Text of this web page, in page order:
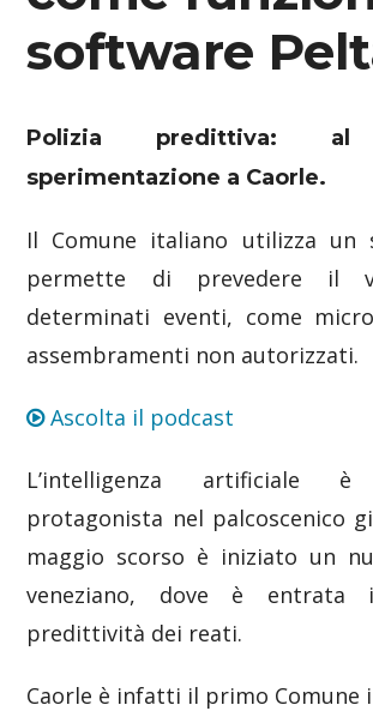
software
Polizia predittiva:
sperimentazione a Caorle.
Il Comune italiano utilizza un
permette di prevedere il
determinati eventi, come
assembramenti non autorizzati.
Ascolta il podcast
L’intelligenza artificiale
protagonista nel palcoscenico
maggio scorso è iniziato un
veneziano, dove è entrata
predittività dei reati.
Caorle è infatti il primo Comune